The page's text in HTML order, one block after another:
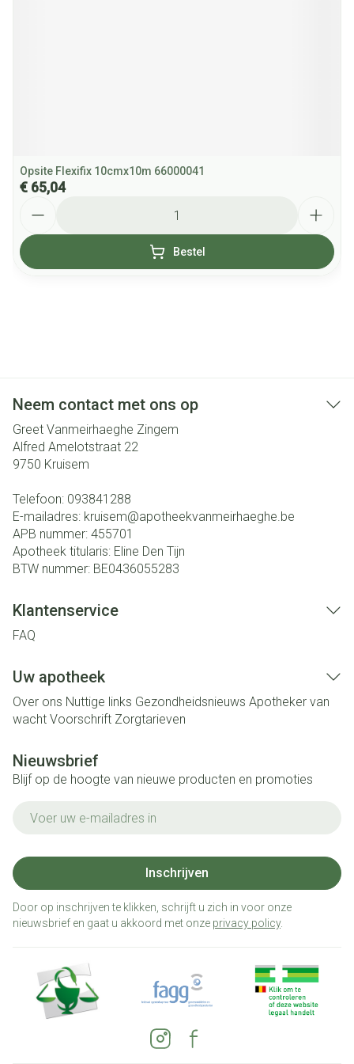
Opsite Flexifix 10cmx10m 66000041
€ 65,04
Bestel
Neem contact met ons op
Greet Vanmeirhaeghe Zingem
Alfred Amelotstraat 22
9750 Kruisem
Telefoon: 093841288
E-mailadres: kruisem@apotheekvanmeirhaeghe.be
APB nummer: 455701
Apotheek titularis: Eline Den Tijn
BTW nummer: BE0436055283
Klantenservice
FAQ
Uw apotheek
Over ons Nuttige links Gezondheidsnieuws Apotheker van
wacht Voorschrift Zorgtarieven
Nieuwsbrief
Blijf op de hoogte van nieuwe producten en promoties
Inschrijven
Door op inschrijven te klikken, schrijft u zich in voor onze
nieuwsbrief en gaat u akkoord met onze privacy policy.